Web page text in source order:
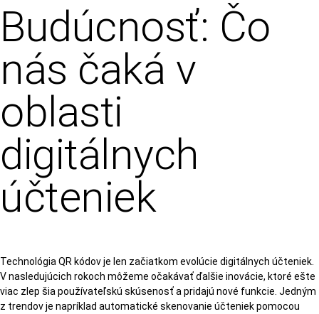
Budúcnosť: Čo
nás čaká v
oblasti
digitálnych
účteniek
Technológia QR kódov je len začiatkom evolúcie digitálnych účteniek.
V nasledujúcich rokoch môžeme očakávať ďalšie inovácie, ktoré ešte
viac zlep šia používateľskú skúsenosť a pridajú nové funkcie. Jedným
z trendov je napríklad automatické skenovanie účteniek pomocou